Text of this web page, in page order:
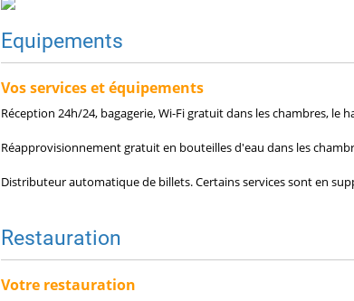
Equipements
Vos services et équipements
Réception 24h/24, bagagerie, Wi-Fi gratuit dans les chambres, le
Réapprovisionnement gratuit en bouteilles d'eau dans les
Distributeur automatique de billets. Certains services sont en
Restauration
Votre restauration